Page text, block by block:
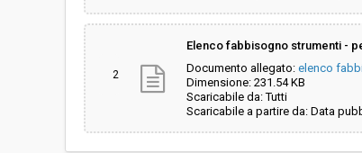
2
Elenco fabbisogno strumenti -
Documento allegato: elenco
Dimensione: 231.54 KB
Scaricabile da: Tutti
Scaricabile a partire da: Data